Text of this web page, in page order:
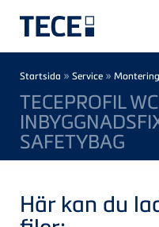
Breadcrumb
Startsida » Service »
TECEPROFIL
SAFETYBAG
Här kan du